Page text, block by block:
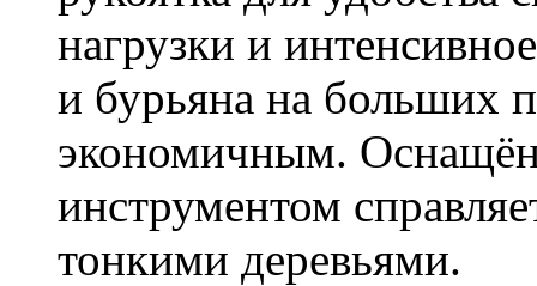
нагрузки и
и бурьяна на больших
экономичным.
инструментом
тонкими деревьями.